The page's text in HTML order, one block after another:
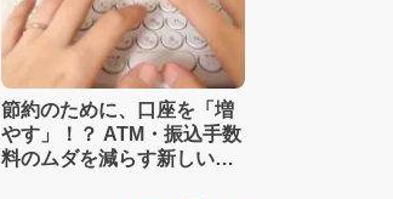
節約のために、口座を「増
やす」！？ ATM・振込手数
料のムダを減らす新しい家